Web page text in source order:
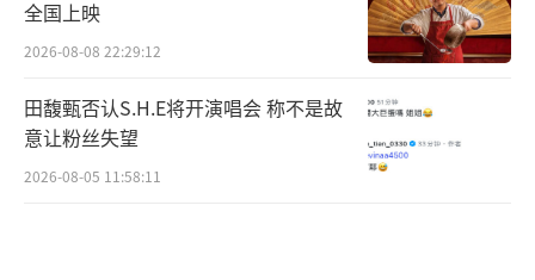
全国上映
2026-08-08 22:29:12
田馥甄否认S.H.E将开演唱会 称不是故
意让粉丝失望
2026-08-05 11:58:11